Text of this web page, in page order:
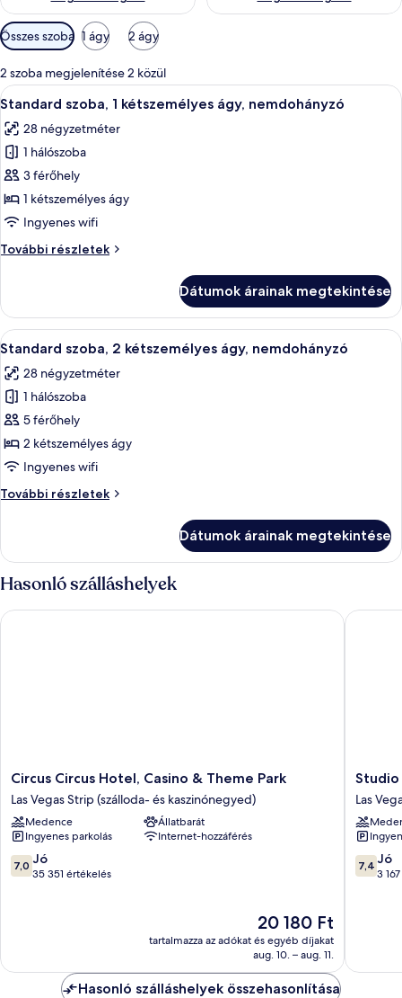
Szobákhoz
rendelkezésre
álló
szűrők
Összes szoba 1 ágy 2 ágy
2 szoba megjelenítése 2 közül
A
következő
szoba
összes
képének
megtekintése:
Standard
1
nemdohányzó
Egy szállodai szoba, amelyben
10
Standard szoba, 1 kétszemélyes ágy, nemdohányzó
28 négyzetméter
1 hálószoba
3 férőhely
1 kétszemélyes ágy
Ingyenes wifi
További részletek
Standard
ágy,
nemdohányzó
további
Dátumok árainak megtekintése
A
következő
szoba
összes
képének
megtekintése:
Standard
2
nemdohányzó
Egy kétágyas szoba, íróasztallal,
16
Standard szoba, 2 kétszemélyes ágy, nemdohányzó
28 négyzetméter
1 hálószoba
5 férőhely
2 kétszemélyes ágy
Ingyenes wifi
További részletek
Standard
ágy,
nemdohányzó
további
részletei
Dátumok árainak megtekintése
Hasonló szálláshelyek
Circus
Circus
Hotel,
Casino
&
Theme
Park
kaszinónegyed)
Circus Circus Hotel, Casino & Theme Park
Las Vegas Strip (szálloda- és kaszinónegyed)
Medence
Állatbarát
Ingyenes parkolás
Internet-hozzáférés
7.0
ennyiből:
7,0 Jó
35 351 értékelés
Az
ár
20 180 Ft
20 180 Ft
tartalmazza az adókat és egyéb díjakat
aug. 10. – aug. 11.
Circus Circus Hotel, Casino & Theme Park
Studio
6
Suites
Las
Vegas,
NV
–
Studio
Las
7.4
7,4 Jó
3
Studio 6
Hasonló szálláshelyek összehasonlítása